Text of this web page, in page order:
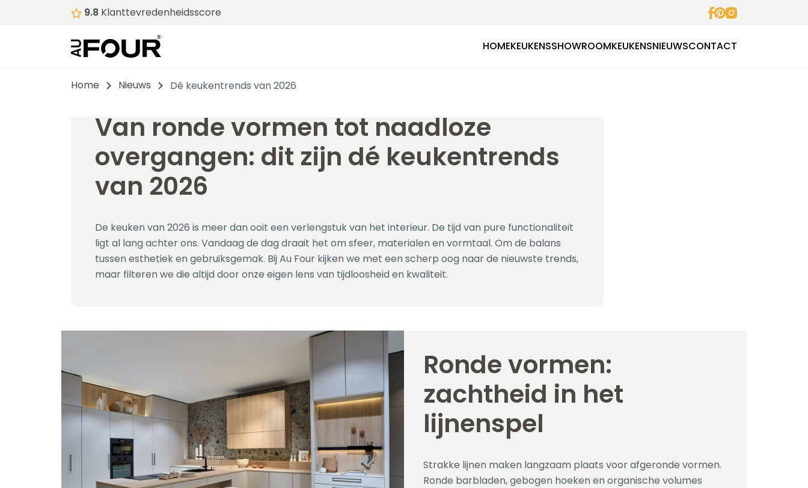
9.8 Klanttevredenheidsscore
HOMEKEUKENSSHOWROOMKEUKENSNIEUWSCONTACT
Home Nieuws Dé keukentrends van 2026
Van ronde vormen tot naadloze
overgangen: dit zijn dé keukentrends
van 2026
De keuken van 2026 is meer dan ooit een verlengstuk van het interieur. De tijd van pure functionaliteit
ligt al lang achter ons. Vandaag de dag draait het om sfeer, materialen en vormtaal. Om de balans
tussen esthetiek en gebruiksgemak. Bij Au Four kijken we met een scherp oog naar de nieuwste trends,
maar filteren we die altijd door onze eigen lens van tijdloosheid en kwaliteit.
Ronde vormen:
zachtheid in het
lijnenspel
Strakke lijnen maken langzaam plaats voor afgeronde vormen.
Ronde barbladen, gebogen hoeken en organische volumes